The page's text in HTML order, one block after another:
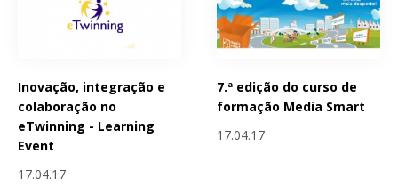
Inovação, integração e
colaboração no
eTwinning - Learning
Event
17.04.17
7.ª edição do curso de
formação Media Smart
17.04.17